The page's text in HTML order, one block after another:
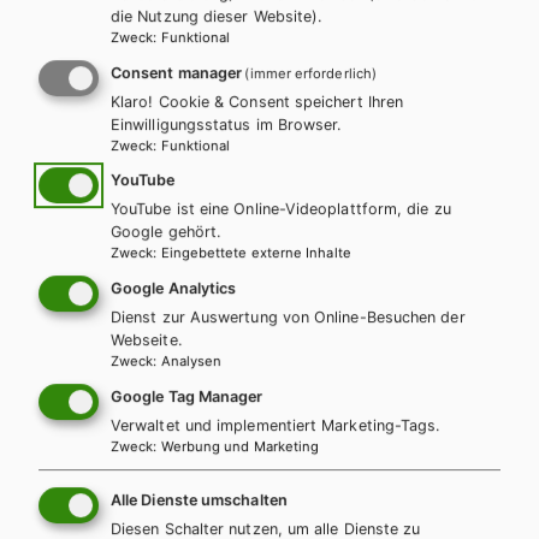
LEHRERSERVICE
Karin Ritz
+ 43 1 403 77 77 70
karin.ritz@hpt.at
LEHRERSERVICE
Elisabeth Gettinger
+ 43 1 403 77 77 164
elisabeth.gettinger@hpt.at
die Nutzung dieser Website).
Zweck: Funktional
Consent manager (immer erforderlich)
Klaro! Cookie & Consent speichert Ihren
Einwilligungsstatus im Browser.
Zweck: Funktional
YouTube
YouTube ist eine Online-Videoplattform, die zu
Google gehört.
Zweck: Eingebettete externe Inhalte
Google Analytics
Dienst zur Auswertung von Online-Besuchen der
Webseite.
Zweck: Analysen
Google Tag Manager
Verwaltet und implementiert Marketing-Tags.
Zweck: Werbung und Marketing
Alle Dienste umschalten
Diesen Schalter nutzen, um alle Dienste zu